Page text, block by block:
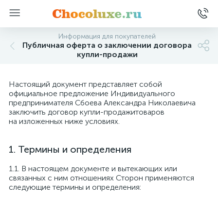
Информация для покупателей
Публичная оферта о заключении договора
купли-продажи
Настоящий документ представляет собой
официальное предложение Индивидуального
предпринимателя Сбоева Александра Николаевича
заключить договор купли-продажитоваров
на изложенных ниже условиях.
Термины и определения
В настоящем документе и вытекающих или
связанных с ним отношениях Сторон применяются
следующие термины и определения: